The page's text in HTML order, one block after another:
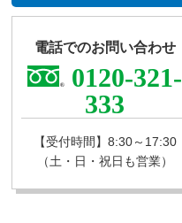
電話でのお問い合わせ
0120-321-
333
【受付時間】8:30～17:30
（土・日・祝日も営業）